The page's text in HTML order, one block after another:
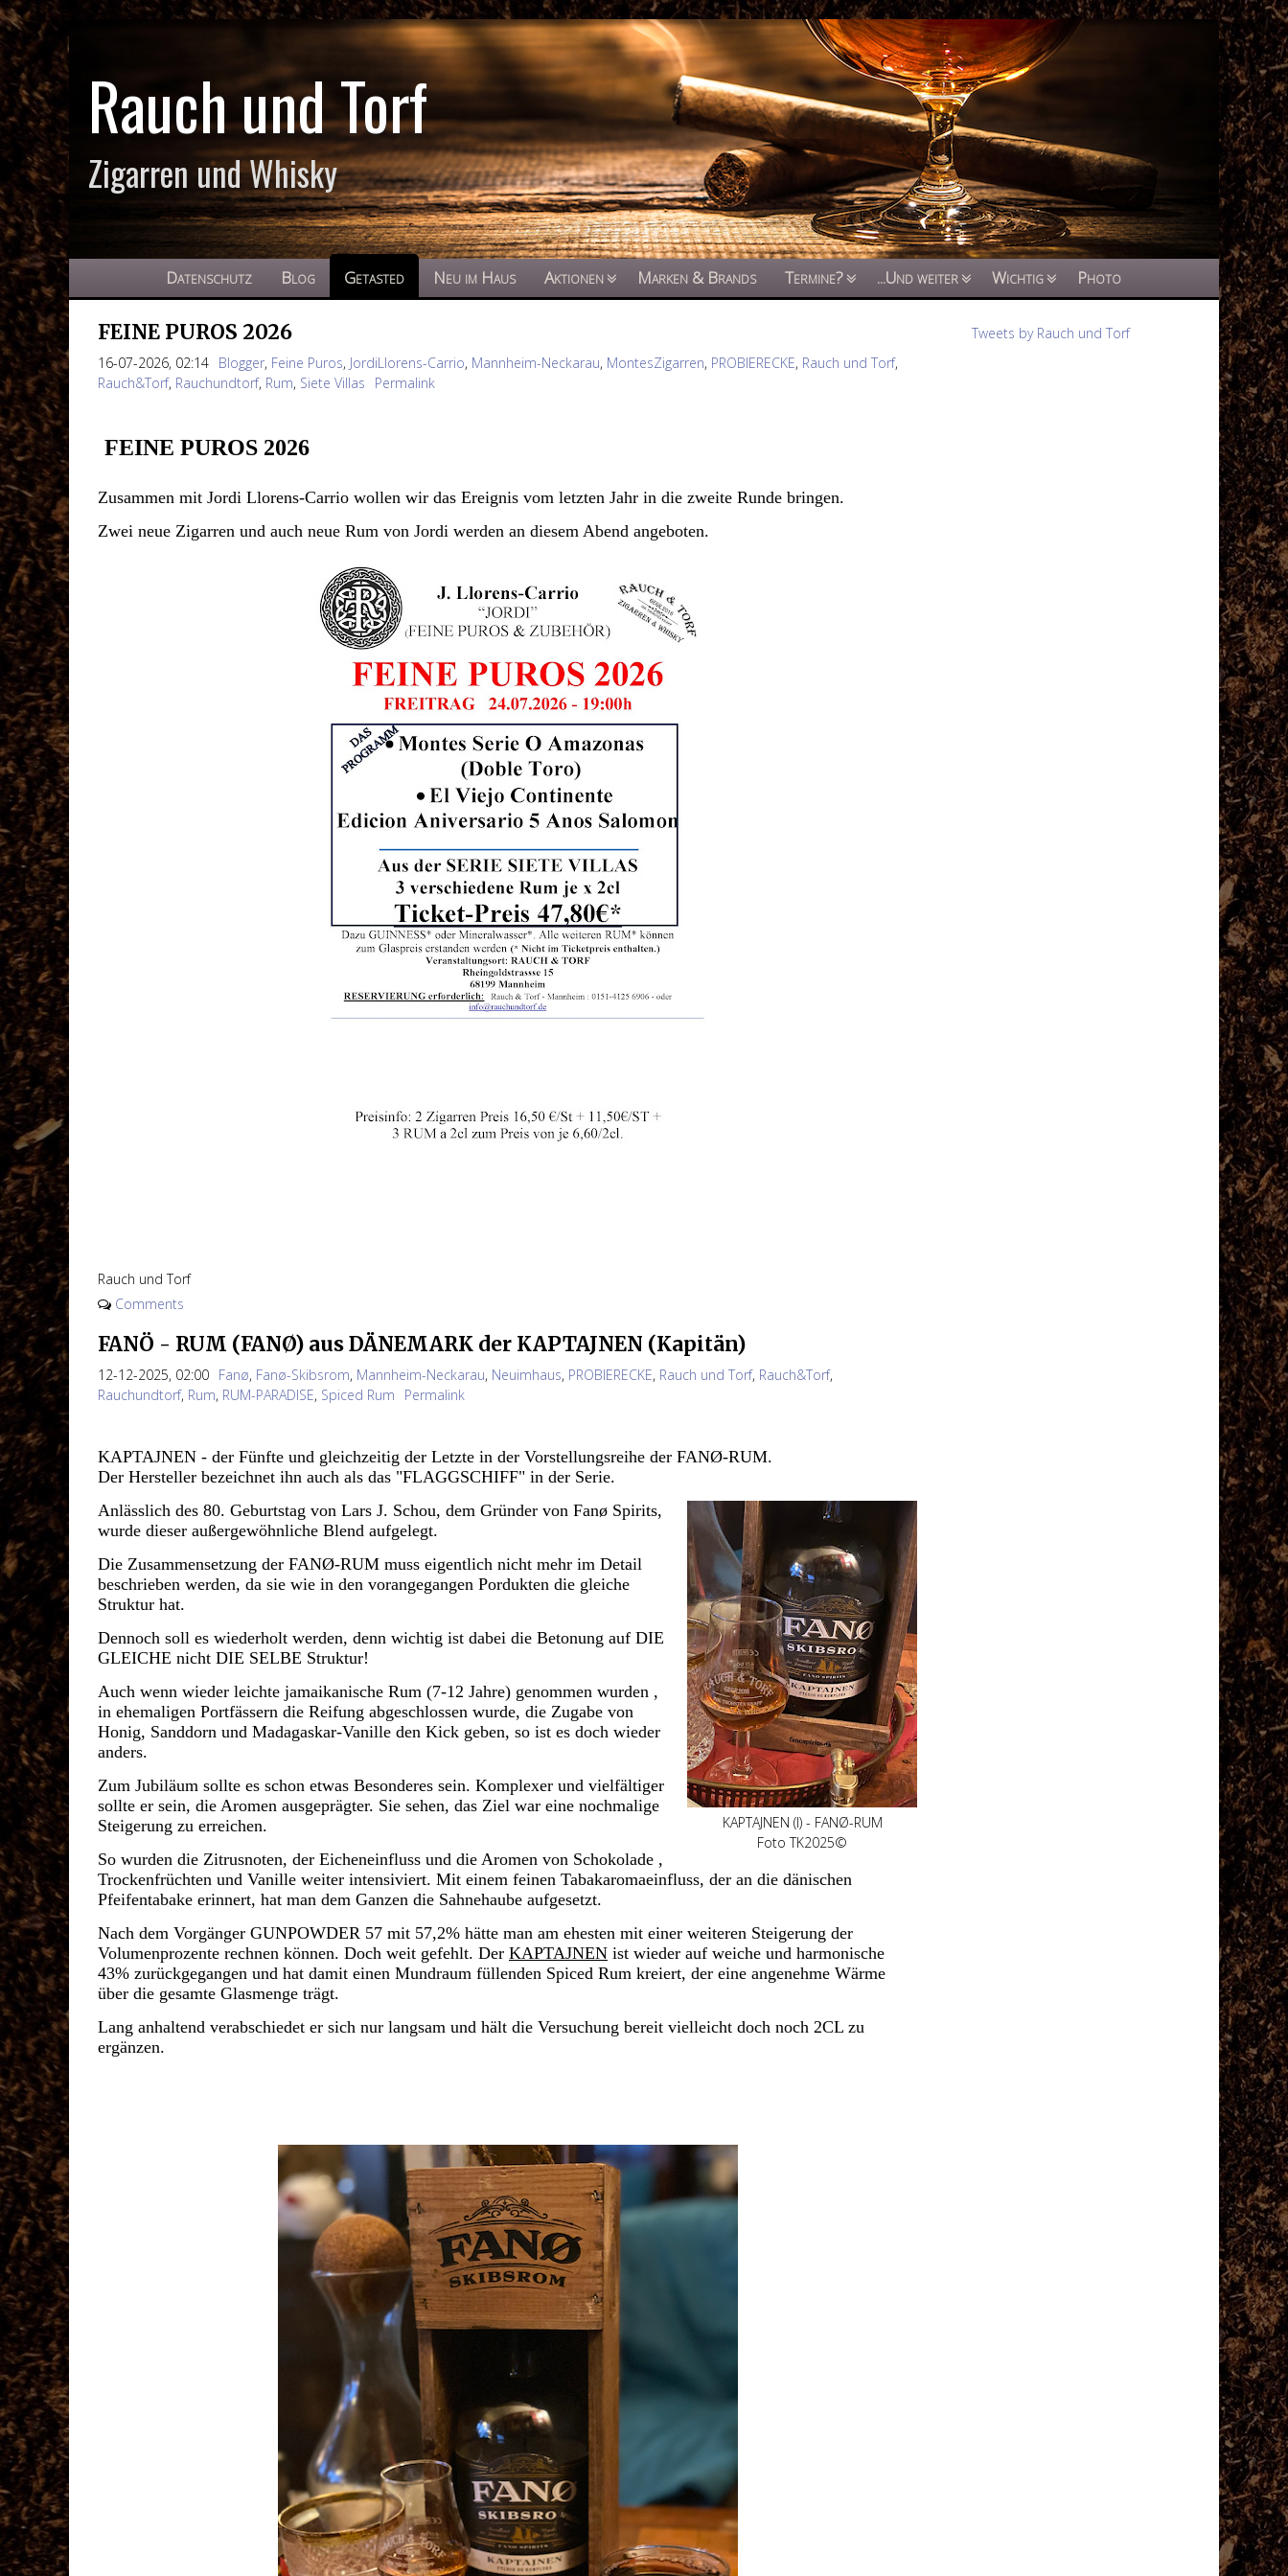
Rauch und Torf
Zigarren und Whisky
Datenschutz Blog Getasted Neu im Haus Aktionen Marken & Brands Termine? ...Und weiter Wichtig Photo
FEINE PUROS 2026
16-07-2026, 02:14 Blogger, Feine Puros, JordiLlorens-Carrio, Mannheim-Neckarau, MontesZigarren, PROBIERECKE, Rauch und Torf,
Rauch&Torf, Rauchundtorf, Rum, Siete Villas Permalink
FEINE PUROS 2026
Zusammen mit Jordi Llorens-Carrio wollen wir das Ereignis vom letzten Jahr in die zweite Runde bringen.
Zwei neue Zigarren und auch neue Rum von Jordi werden an diesem Abend angeboten.
Rauch und Torf
Comments
FANÖ - RUM (FANØ) aus DÄNEMARK der KAPTAJNEN (Kapitän)
12-12-2025, 02:00 Fanø, Fanø-Skibsrom, Mannheim-Neckarau, Neuimhaus, PROBIERECKE, Rauch und Torf, Rauch&Torf,
Rauchundtorf, Rum, RUM-PARADISE, Spiced Rum Permalink
KAPTAJNEN - der Fünfte und gleichzeitig der Letzte in der Vorstellungsreihe der FANØ-RUM.
Der Hersteller bezeichnet ihn auch als das "FLAGGSCHIFF" in der Serie.
KAPTAJNEN (I) - FANØ-RUM
Foto TK2025©
Anlässlich des 80. Geburtstag von Lars J. Schou, dem Gründer von Fanø Spirits,
wurde dieser außergewöhnliche Blend aufgelegt.
Die Zusammensetzung der FANØ-RUM muss eigentlich nicht mehr im Detail
beschrieben werden, da sie wie in den vorangegangen Pordukten die gleiche
Struktur hat.
Dennoch soll es wiederholt werden, denn wichtig ist dabei die Betonung auf DIE
GLEICHE nicht DIE SELBE Struktur!
Auch wenn wieder leichte jamaikanische Rum (7-12 Jahre) genommen wurden ,
in ehemaligen Portfässern die Reifung abgeschlossen wurde, die Zugabe von
Honig, Sanddorn und Madagaskar-Vanille den Kick geben, so ist es doch wieder
anders.
Zum Jubiläum sollte es schon etwas Besonderes sein. Komplexer und vielfältiger
sollte er sein, die Aromen ausgeprägter. Sie sehen, das Ziel war eine nochmalige
Steigerung zu erreichen.
So wurden die Zitrusnoten, der Eicheneinfluss und die Aromen von Schokolade ,
Trockenfrüchten und Vanille weiter intensiviert. Mit einem feinen Tabakaromaeinfluss, der an die dänischen
Pfeifentabake erinnert, hat man dem Ganzen die Sahnehaube aufgesetzt.
Nach dem Vorgänger GUNPOWDER 57 mit 57,2% hätte man am ehesten mit einer weiteren Steigerung der
Volumenprozente rechnen können. Doch weit gefehlt. Der KAPTAJNEN ist wieder auf weiche und harmonische
43% zurückgegangen und hat damit einen Mundraum füllenden Spiced Rum kreiert, der eine angenehme Wärme
über die gesamte Glasmenge trägt.
Lang anhaltend verabschiedet er sich nur langsam und hält die Versuchung bereit vielleicht doch noch 2CL zu
ergänzen.
Tweets by Rauch und Torf